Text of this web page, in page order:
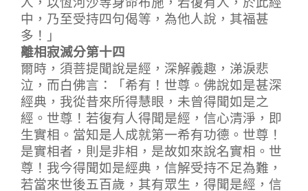
中，乃至受持四句偈等，為他人說，其福甚
多！」
離相寂滅分第十四
爾時，須菩提聞說是經，深解義趣，涕淚悲
泣，而白佛言：「希有！世尊。佛說如是甚深
經典，我從昔來所得慧眼，未曾得聞如是之
經。世尊！若復有人得聞是經，信心清淨，即
生實相。當知是人成就第一希有功德。世尊！
是實相者，則是非相，是故如來說名實相。世
尊！我今得聞如是經典，信解受持不足為難，
若當來世後五百歲，其有眾生，得聞是經，信